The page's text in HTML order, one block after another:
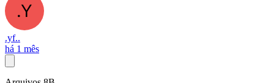
.yf..
há 1 mês